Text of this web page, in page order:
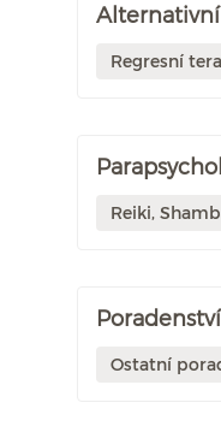
Regresní
Reiki,
Ostatní